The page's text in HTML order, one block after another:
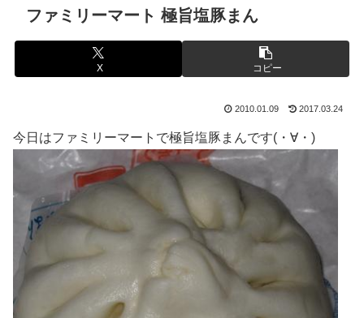
ファミリーマート 極旨塩豚まん
X コピー
2010.01.09 2017.03.24
今日はファミリーマートで極旨塩豚まんです(・∀・)